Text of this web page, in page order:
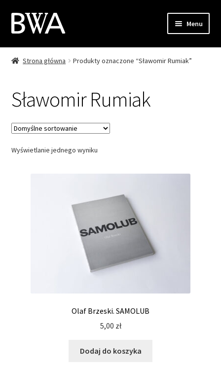
Przejdź
do
Przejdź
do
Menu
SklepStrona główna Produkty oznaczone “Sławomir Rumiak”
Sławomir Rumiak
Wyświetlanie jednego wyniku
Olaf Brzeski. SAMOLUB
5,00 zł
Dodaj do koszyka